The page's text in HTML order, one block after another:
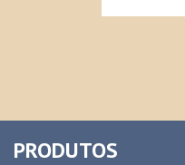
PRODUTOS